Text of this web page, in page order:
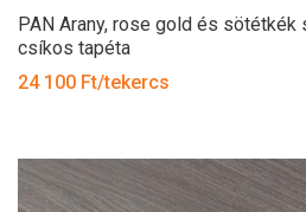
PAN Arany, rose gold és
csíkos tapéta
24 100 Ft/tekercs